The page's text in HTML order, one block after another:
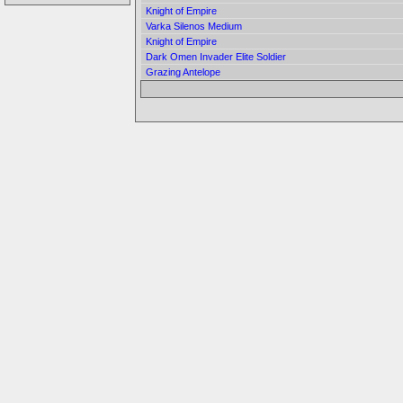
Knight of Empire
Varka Silenos Medium
Knight of Empire
Dark Omen Invader Elite Soldier
Grazing Antelope